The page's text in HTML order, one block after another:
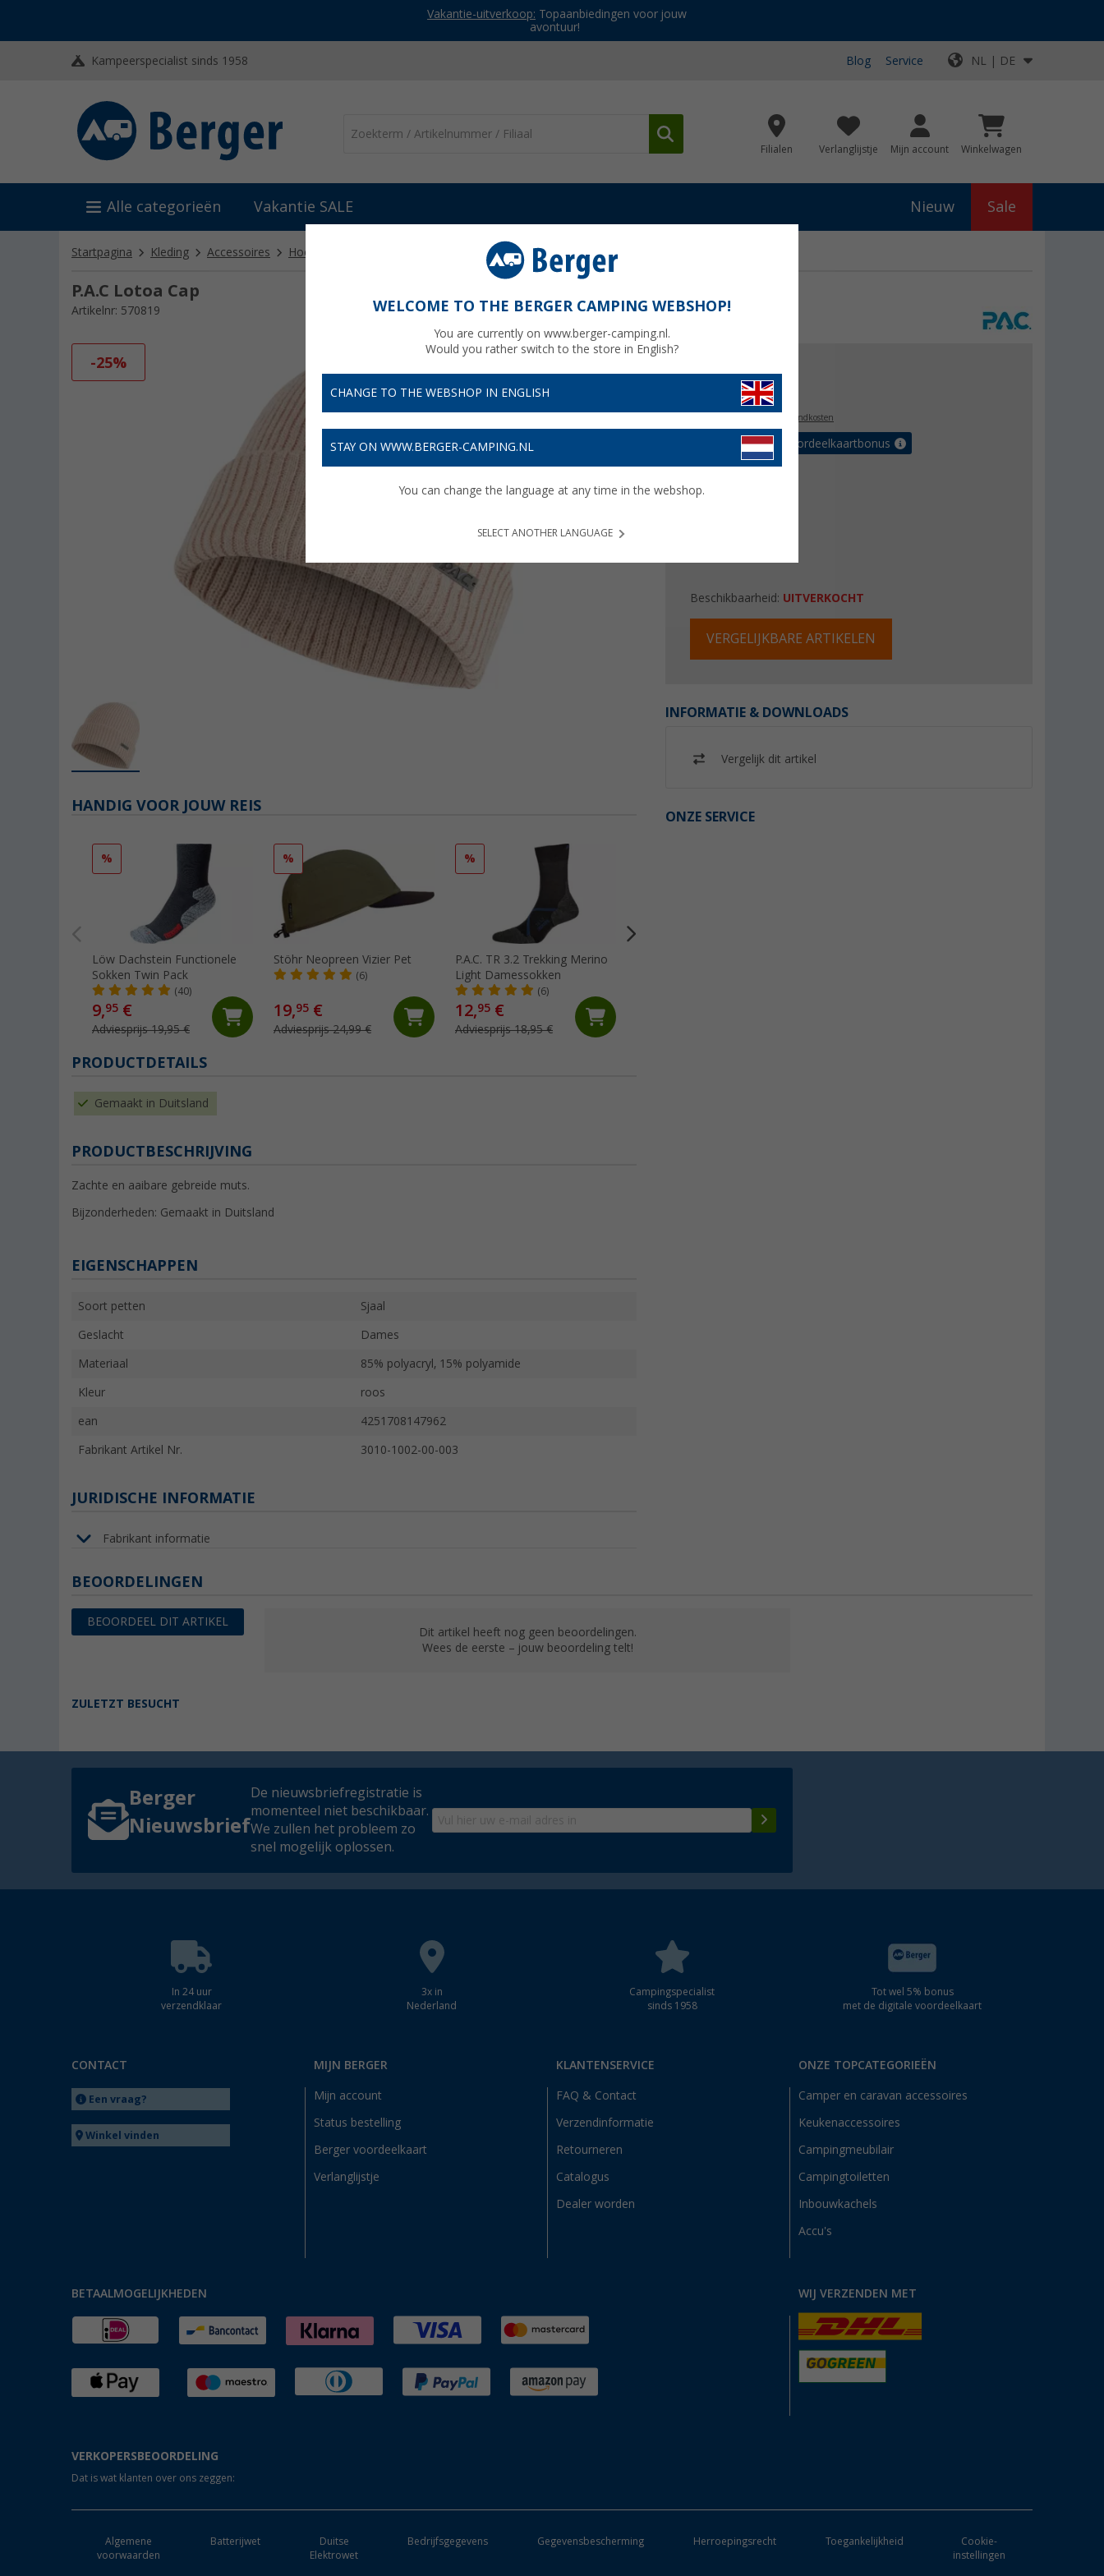
Vakantie-uitverkoop: Topaanbiedingen voor jouw
avontuur!
Kampeerspecialist sinds 1958 Blog Service NL | DE
Filialen Verlanglijstje Mijn account Winkelwagen
Alle categorieën Vakantie SALE Nieuw Sale
Startpagina Kleding Accessoires Hoeden, mutsen en petjes P.A.C Lotoa Cap
P.A.C Lotoa Cap
Artikelnr: 570819
-25%
€ 14,95
plus verzendkosten
Verzeker tot 5% voordeelkaartbonus
Beschikbaarheid: UITVERKOCHT
VERGELIJKBARE ARTIKELEN
INFORMATIE & DOWNLOADS
Vergelijk dit artikel
ONZE SERVICE
HANDIG VOOR JOUW REIS
%
Löw Dachstein Functionele
Sokken Twin Pack
(40)
9,95 €
Adviesprijs 19,95 €
%
Stöhr Neopreen Vizier Pet
(6)
19,95 €
Adviesprijs 24,99 €
%
P.A.C. TR 3.2 Trekking Merino
Light Damessokken
(6)
12,95 €
Adviesprijs 18,95 €
PRODUCTDETAILS
Gemaakt in Duitsland
PRODUCTBESCHRIJVING
Zachte en aaibare gebreide muts.
Bijzonderheden: Gemaakt in Duitsland
EIGENSCHAPPEN
Soort petten Sjaal
Geslacht Dames
Materiaal 85% polyacryl, 15% polyamide
Kleur roos
ean 4251708147962
Fabrikant Artikel Nr. 3010-1002-00-003
JURIDISCHE INFORMATIE
Fabrikant informatie
BEOORDELINGEN
BEOORDEEL DIT ARTIKEL
Dit artikel heeft nog geen beoordelingen.
Wees de eerste – jouw beoordeling telt!
ZULETZT BESUCHT
Berger
Nieuwsbrief
De nieuwsbriefregistratie is
momenteel niet beschikbaar.
We zullen het probleem zo
snel mogelijk oplossen.
In 24 uur
verzendklaar
3x in
Nederland
Campingspecialist
sinds 1958
Tot wel 5% bonus
met de digitale voordeelkaart
CONTACT
Een vraag?
Winkel vinden
MIJN BERGER
Mijn account
Status bestelling
Berger voordeelkaart
Verlanglijstje
KLANTENSERVICE
FAQ & Contact
Verzendinformatie
Retourneren
Catalogus
Dealer worden
ONZE TOPCATEGORIEËN
Camper en caravan accessoires
Keukenaccessoires
Campingmeubilair
Campingtoiletten
Inbouwkachels
Accu's
BETAALMOGELIJKHEDEN WIJ VERZENDEN MET
VERKOPERSBEOORDELING
Dat is wat klanten over ons zeggen:
Algemene
voorwaarden
Batterijwet
Duitse
Elektrowet
Bedrijfsgegevens Gegevensbescherming Herroepingsrecht Toegankelijkheid
Cookie-
instellingen
WELCOME TO THE BERGER CAMPING WEBSHOP!
You are currently on www.berger-camping.nl.
Would you rather switch to the store in English?
CHANGE TO THE WEBSHOP IN ENGLISH
STAY ON WWW.BERGER-CAMPING.NL
You can change the language at any time in the webshop.
SELECT ANOTHER LANGUAGE